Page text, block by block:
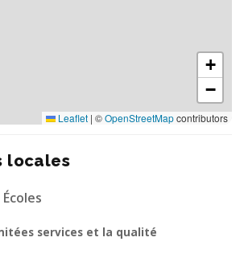
+
−
Leaflet | ©OpenStreetMapcontributors
locales
Écoles
services et la qualité